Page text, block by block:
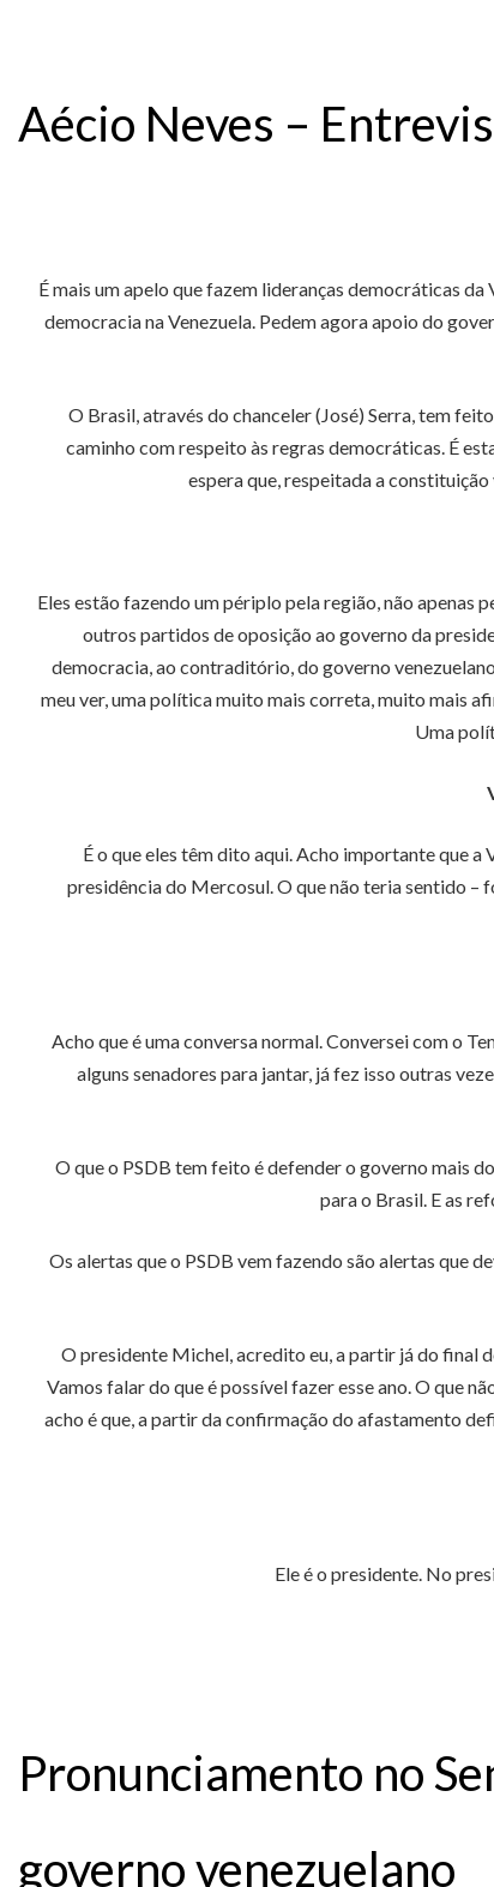
Aécio Neves –
É mais um apelo que fazem lideranças democráticas
democracia na Venezuela. Pedem agora apoio do
O Brasil, através do chanceler (José) Serra, tem
caminho com respeito às regras democráticas. É
espera que, respeitada a
Eles estão fazendo um périplo pela região, não
outros partidos de oposição ao governo da
democracia, ao contraditório, do governo
meu ver, uma política muito mais correta, muito mais
Uma
É o que eles têm dito aqui. Acho importante que
presidência do Mercosul. O que não teria sentido –
Acho que é uma conversa normal. Conversei com o
alguns senadores para jantar, já fez isso outras
O que o PSDB tem feito é defender o governo mais
para o Brasil. E as
Os alertas que o PSDB vem fazendo são alertas que
O presidente Michel, acredito eu, a partir já do final
Vamos falar do que é possível fazer esse ano. O que
acho é que, a partir da confirmação do afastamento
Ele é o presidente. No
Pronunciamento no
governo venezuelano